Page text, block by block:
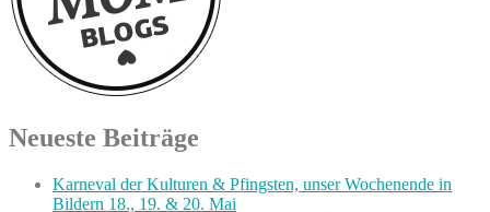
Neueste Beiträge
Karneval der Kulturen & Pfingsten, unser Wochenende in
Bildern 18., 19. & 20. Mai